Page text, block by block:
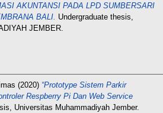
AKUNTANSI PADA LPD SUMBERSARI
BALI. Undergraduate thesis,
JEMBER.
(2020) “Prototype Sistem Parkir
Respberry Pi Dan Web Service
Universitas Muhammadiyah Jember.